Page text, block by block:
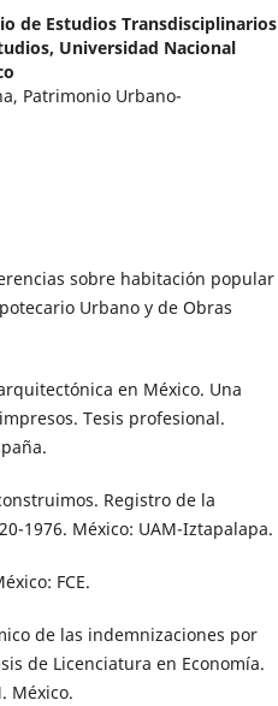
de Estudios Transdisciplinarios
Universidad Nacional
Patrimonio Urbano-
sobre habitación popular
Urbano y de Obras
en México. Una
Tesis profesional.
Registro de la
1976. México: UAM-Iztapalapa.
FCE.
de las indemnizaciones por
de Licenciatura en Economía.
México.